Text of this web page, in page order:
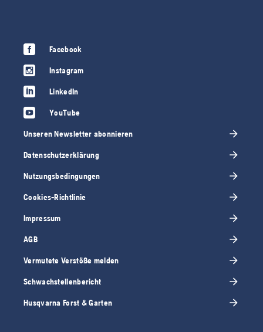
Facebook
Instagram
LinkedIn
YouTube
Unseren Newsletter abonnieren
Datenschutzerklärung
Nutzungsbedingungen
Cookies-Richtlinie
Impressum
AGB
Vermutete Verstöße melden
Schwachstellenbericht
Husqvarna Forst & Garten